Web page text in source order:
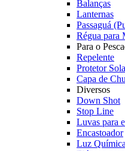
Balanças
Lanternas
Passaguá
Régua para
Para o
Repelente
Protetor
Capa de
Diversos
Down Shot
Stop Line
Luvas para
Encastoador
Luz Química